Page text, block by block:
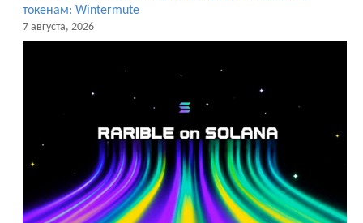
токенам: Wintermute
7 августа, 2026